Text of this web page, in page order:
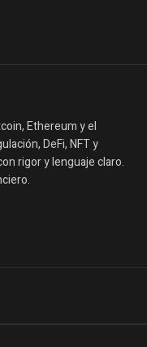
Ethereum y el
DeFi, NFT y
rigor y lenguaje claro.